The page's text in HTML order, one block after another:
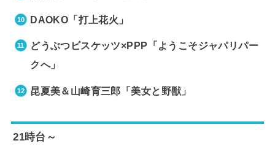
DAOKO「打上花火」
どうぶつビスケッツ×PPP「ようこそジャパリパー
クへ」
昆夏美＆山崎育三郎「美女と野獣」
21時台～